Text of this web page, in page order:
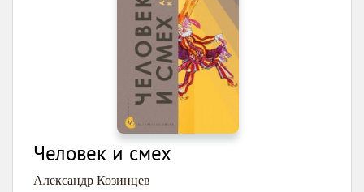
Человек и смех
Александр Козинцев